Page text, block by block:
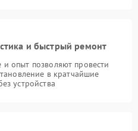
и быстрый ремонт
опыт позволяют провести
в кратчайшие
устройства